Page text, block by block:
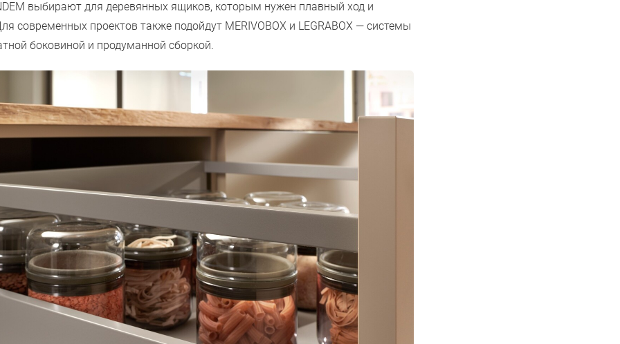
выбирают для деревянных ящиков, которым нужен плавный ход и
современных проектов также подойдут MERIVOBOX и LEGRABOX — системы
боковиной и продуманной сборкой.